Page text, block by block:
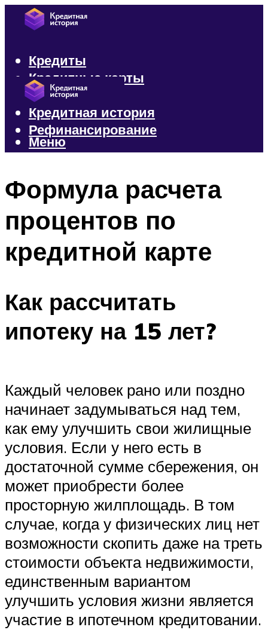
Кредиты
Кредитные карты
Микрозаймы
Кредитная история
Рефинансирование
Меню
Формула расчета
процентов по
кредитной карте
Как рассчитать
ипотеку на 15 лет?
Каждый человек рано или поздно
начинает задумываться над тем,
как ему улучшить свои жилищные
условия. Если у него есть в
достаточной сумме сбережения, он
может приобрести более
просторную жилплощадь. В том
случае, когда у физических лиц нет
возможности скопить даже на треть
стоимости объекта недвижимости,
единственным вариантом
улучшить условия жизни является
участие в ипотечном кредитовании.